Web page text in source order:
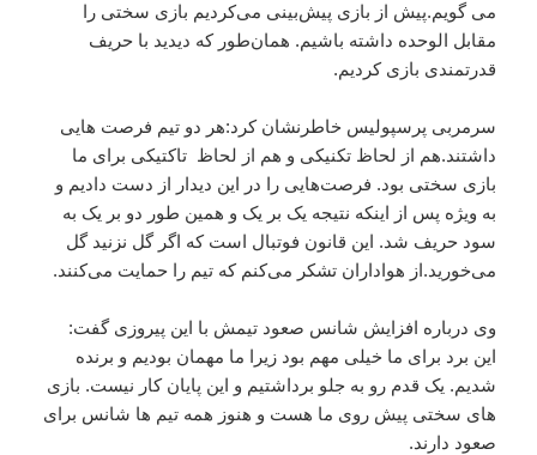
می گویم.پیش از بازی پیش‌بینی می‌کردیم بازی سختی را
مقابل الوحده داشته باشیم. همان‌طور که دیدید با حریف
قدرتمندی بازی کردیم.
سرمربی پرسپولیس خاطرنشان کرد:هر دو تیم فرصت هایی
داشتند.هم از لحاظ تکنیکی و هم از لحاظ تاکتیکی برای ما
بازی سختی بود. فرصت‌هایی را در این دیدار از دست دادیم و
به ویژه پس از اینکه نتیجه یک بر یک و همین طور دو بر یک به
سود حریف شد. این قانون فوتبال است که اگر گل نزنید گل
می‌خورید.از هواداران تشکر می‌کنم که تیم را حمایت می‌کنند.
وی درباره افزایش شانس صعود تیمش با این پیروزی گفت:
این برد برای ما خیلی مهم بود زیرا ما مهمان بودیم و برنده
شدیم. یک قدم رو به جلو برداشتیم و این پایان کار نیست. بازی
های سختی پیش روی ما هست و هنوز همه تیم ها شانس برای
صعود دارند.